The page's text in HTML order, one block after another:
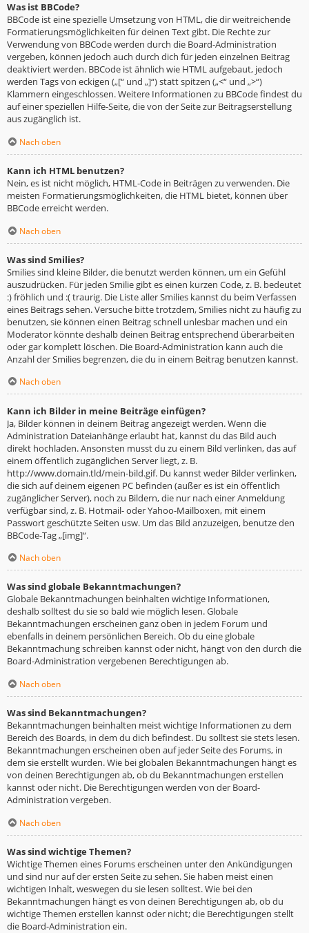
Was ist BBCode?
BBCode ist eine spezielle Umsetzung von HTML, die dir weitreichende
Formatierungsmöglichkeiten für deinen Text gibt. Die Rechte zur
Verwendung von BBCode werden durch die Board-Administration
vergeben, können jedoch auch durch dich für jeden einzelnen Beitrag
deaktiviert werden. BBCode ist ähnlich wie HTML aufgebaut, jedoch
werden Tags von eckigen („[“ und „]“) statt spitzen („<“ und „>“)
Klammern eingeschlossen. Weitere Informationen zu BBCode findest du
auf einer speziellen Hilfe-Seite, die von der Seite zur Beitragserstellung
aus zugänglich ist.
Nach oben
Kann ich HTML benutzen?
Nein, es ist nicht möglich, HTML-Code in Beiträgen zu verwenden. Die
meisten Formatierungsmöglichkeiten, die HTML bietet, können über
BBCode erreicht werden.
Nach oben
Was sind Smilies?
Smilies sind kleine Bilder, die benutzt werden können, um ein Gefühl
auszudrücken. Für jeden Smilie gibt es einen kurzen Code, z. B. bedeutet
:) fröhlich und :( traurig. Die Liste aller Smilies kannst du beim Verfassen
eines Beitrags sehen. Versuche bitte trotzdem, Smilies nicht zu häufig zu
benutzen, sie können einen Beitrag schnell unlesbar machen und ein
Moderator könnte deshalb deinen Beitrag entsprechend überarbeiten
oder gar komplett löschen. Die Board-Administration kann auch die
Anzahl der Smilies begrenzen, die du in einem Beitrag benutzen kannst.
Nach oben
Kann ich Bilder in meine Beiträge einfügen?
Ja, Bilder können in deinem Beitrag angezeigt werden. Wenn die
Administration Dateianhänge erlaubt hat, kannst du das Bild auch
direkt hochladen. Ansonsten musst du zu einem Bild verlinken, das auf
einem öffentlich zugänglichen Server liegt, z. B.
http://www.domain.tld/mein-bild.gif. Du kannst weder Bilder verlinken,
die sich auf deinem eigenen PC befinden (außer es ist ein öffentlich
zugänglicher Server), noch zu Bildern, die nur nach einer Anmeldung
verfügbar sind, z. B. Hotmail- oder Yahoo-Mailboxen, mit einem
Passwort geschützte Seiten usw. Um das Bild anzuzeigen, benutze den
BBCode-Tag „[img]“.
Nach oben
Was sind globale Bekanntmachungen?
Globale Bekanntmachungen beinhalten wichtige Informationen,
deshalb solltest du sie so bald wie möglich lesen. Globale
Bekanntmachungen erscheinen ganz oben in jedem Forum und
ebenfalls in deinem persönlichen Bereich. Ob du eine globale
Bekanntmachung schreiben kannst oder nicht, hängt von den durch die
Board-Administration vergebenen Berechtigungen ab.
Nach oben
Was sind Bekanntmachungen?
Bekanntmachungen beinhalten meist wichtige Informationen zu dem
Bereich des Boards, in dem du dich befindest. Du solltest sie stets lesen.
Bekanntmachungen erscheinen oben auf jeder Seite des Forums, in
dem sie erstellt wurden. Wie bei globalen Bekanntmachungen hängt es
von deinen Berechtigungen ab, ob du Bekanntmachungen erstellen
kannst oder nicht. Die Berechtigungen werden von der Board-
Administration vergeben.
Nach oben
Was sind wichtige Themen?
Wichtige Themen eines Forums erscheinen unter den Ankündigungen
und sind nur auf der ersten Seite zu sehen. Sie haben meist einen
wichtigen Inhalt, weswegen du sie lesen solltest. Wie bei den
Bekanntmachungen hängt es von deinen Berechtigungen ab, ob du
wichtige Themen erstellen kannst oder nicht; die Berechtigungen stellt
die Board-Administration ein.